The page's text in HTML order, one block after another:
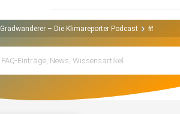
Gradwanderer – Die Klimareporter Podcast #5